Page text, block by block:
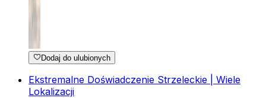
Dodaj do ulubionych
Ekstremalne Doświadczenie Strzeleckie | Wiele
Lokalizacji